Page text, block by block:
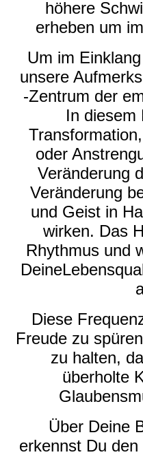
höhere
erheben um
Um im
unsere
-Zentrum der
In diesem
oder
Veränderung
Veränderung
und Geist in
wirken. Das
Rhythmus und
Diese
Freude zu
zu halten,
überholte
Über Deine
erkennst Du